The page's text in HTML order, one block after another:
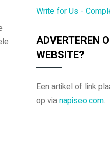
Write for Us -
ADVERTEREN
WEBSITE?
Een artikel of link
op vianapiseo.com.